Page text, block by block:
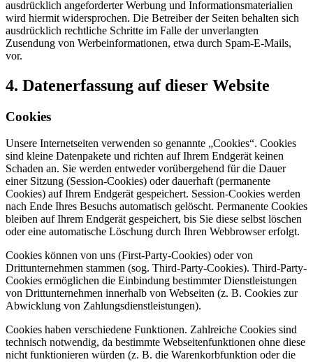
ausdrücklich angeforderter Werbung und Informationsmaterialien
wird hiermit widersprochen. Die Betreiber der Seiten behalten sich
ausdrücklich rechtliche Schritte im Falle der unverlangten
Zusendung von Werbeinformationen, etwa durch Spam-E-Mails,
vor.
4. Datenerfassung auf dieser Website
Cookies
Unsere Internetseiten verwenden so genannte „Cookies“. Cookies
sind kleine Datenpakete und richten auf Ihrem Endgerät keinen
Schaden an. Sie werden entweder vorübergehend für die Dauer
einer Sitzung (Session-Cookies) oder dauerhaft (permanente
Cookies) auf Ihrem Endgerät gespeichert. Session-Cookies werden
nach Ende Ihres Besuchs automatisch gelöscht. Permanente Cookies
bleiben auf Ihrem Endgerät gespeichert, bis Sie diese selbst löschen
oder eine automatische Löschung durch Ihren Webbrowser erfolgt.
Cookies können von uns (First-Party-Cookies) oder von
Drittunternehmen stammen (sog. Third-Party-Cookies). Third-Party-
Cookies ermöglichen die Einbindung bestimmter Dienstleistungen
von Drittunternehmen innerhalb von Webseiten (z. B. Cookies zur
Abwicklung von Zahlungsdienstleistungen).
Cookies haben verschiedene Funktionen. Zahlreiche Cookies sind
technisch notwendig, da bestimmte Webseitenfunktionen ohne diese
nicht funktionieren würden (z. B. die Warenkorbfunktion oder die